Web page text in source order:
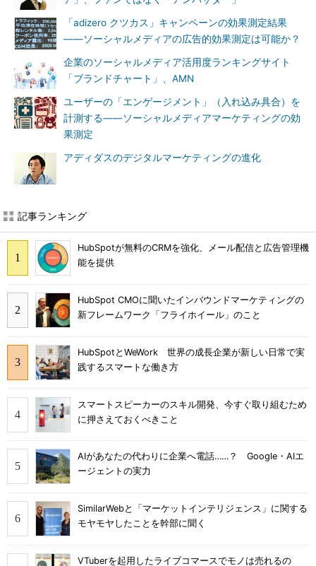
「adizero クツカス」キャンペーンの効果測定結果
――ソーシャルメディアの広告的効果測定は可能か？
企業のソーシャルメディア活用度ランキングサイト
「ブランドチャート」、AMN
ユーザーの「エンゲージメント」（入れ込み具合）を
計測する――ソーシャルメディアマーケティングの効
果測定
アディダスのデジタルマーケティングの進化
記事ランキング
HubSpotが無料のCRMを強化、メール配信と広告管理機
能を提供
HubSpot CMOに聞いたインバウンドマーケティングの
新フレームワーク「フライホイール」のこと
HubSpotとWeWork 世界の成長企業が新しい日常で実
践するスマートな働き方
スマートスピーカーのスキル開発、今すぐ取り組むため
に押さえておくべきこと
AIがあなたの代わりに企業へ電話……？ Google・AIエ
ージェントの実力
SimilarWebと「マーケットインテリジェンス」に関する
モヤモヤしたことを幹部に聞く
VTuberを起用したライブコマースでモノは売れるの